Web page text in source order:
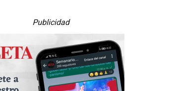
Publicidad